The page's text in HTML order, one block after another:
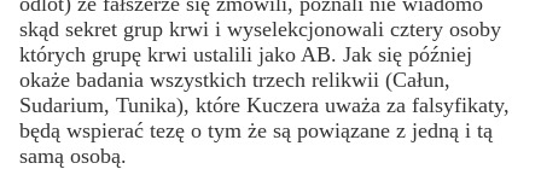
skąd sekret grup krwi i wyselekcjonowali cztery osoby
których grupę krwi ustalili jako AB. Jak się później
okaże badania wszystkich trzech relikwii (Całun,
Sudarium, Tunika), które Kuczera uważa za falsyfikaty,
będą wspierać tezę o tym że są powiązane z jedną i tą
samą osobą.